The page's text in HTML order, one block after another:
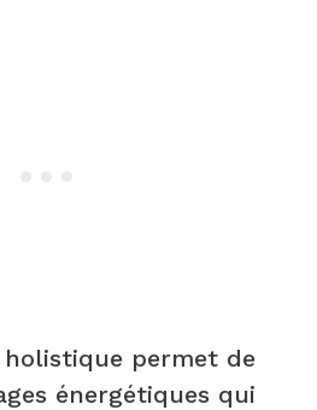
permet de
énergétiques qui